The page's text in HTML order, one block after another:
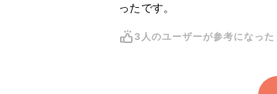
ったです。
3人のユーザーが参考になった